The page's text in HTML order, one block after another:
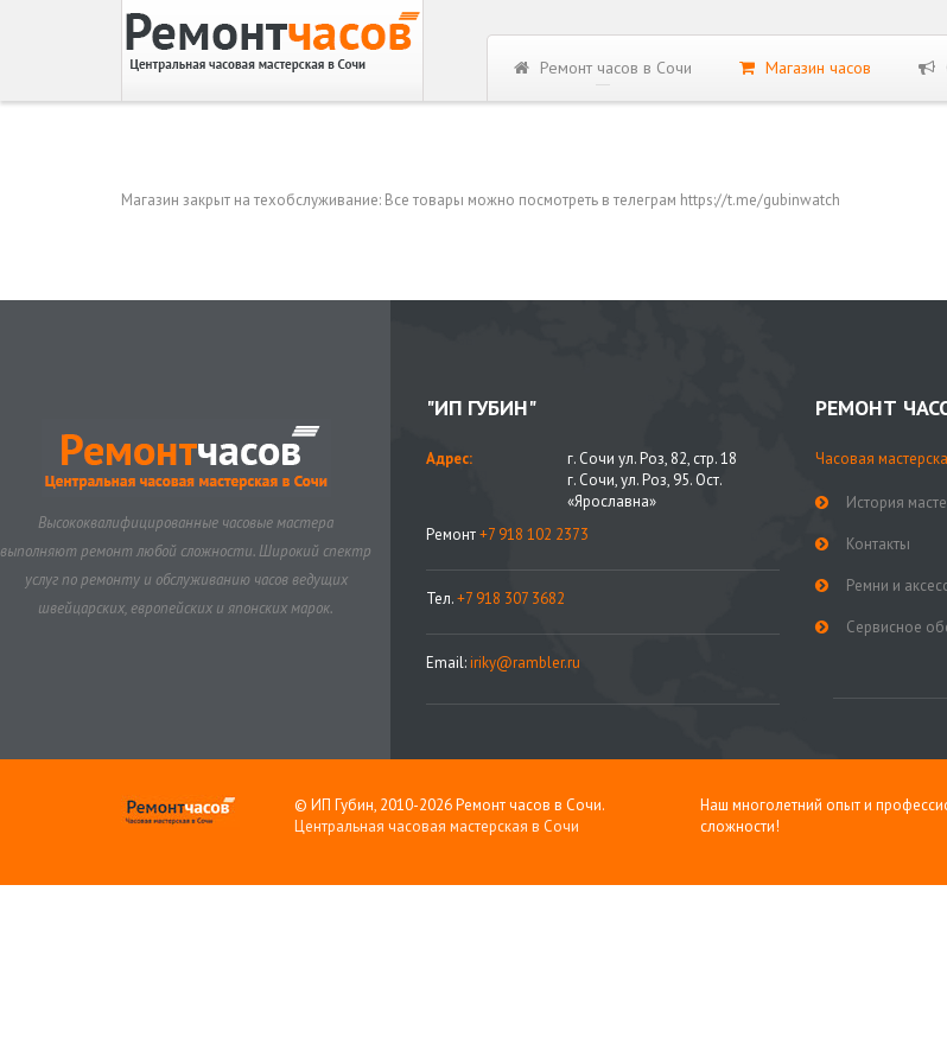
Ремонт часов в Сочи Магазин часов
Магазин закрыт на техобслуживание: Все товары можно посмотреть в телеграм https://t.me/gubinwatch
Высококвалифицированные часовые мастера
выполняют ремонт любой сложности. Широкий спектр
услуг по ремонту и обслуживанию часов ведущих
швейцарских, европейских и японских марок.
"ИП ГУБИН"
Адрес:
г. Сочи ул. Роз, 82, стр. 18
г. Сочи, ул. Роз, 95. Ост.
«Ярославна»
Ремонт+7 918 102 2373
Тел.+7 918 307 3682
Email:iriky@rambler.ru
РЕМОНТ
Часовая
История
Контакты
Ремни и
Сервисное
© ИП Губин, 2010-2026 Ремонт часов в Сочи.
Центральная часовая мастерская в Сочи
Наш многолетний опыт и
сложности!